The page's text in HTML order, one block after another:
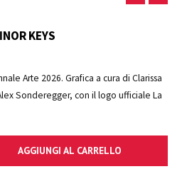
KEYS
Arte 2026. Grafica a cura di Clarissa
Sonderegger, con il logo ufficiale La
AGGIUNGI AL CARRELLO